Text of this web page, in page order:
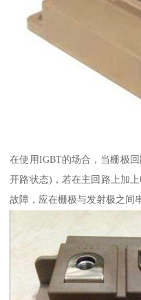
在使用IGBT的场合，当栅极
开路状态)，若在主回路上加
故障，应在栅极与发射极之间